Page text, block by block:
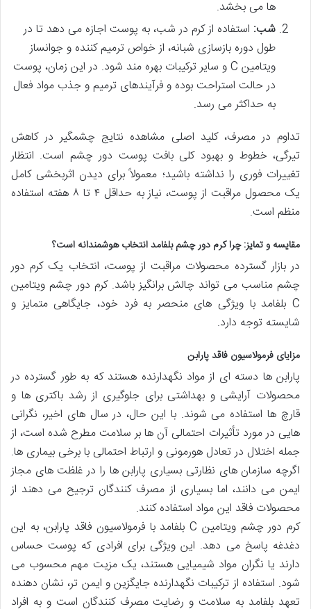
ها می بخشد.
شب: استفاده از کرم در شب، به پوست اجازه می دهد تا در
طول دوره بازسازی شبانه، از خواص ترمیم کننده و جوانساز
ویتامین C و سایر ترکیبات بهره مند شود. در این زمان، پوست
در حالت استراحت بوده و فرآیندهای ترمیم و جذب مواد فعال
به حداکثر می رسد.
تداوم در مصرف، کلید اصلی مشاهده نتایج چشمگیر در کاهش
تیرگی، خطوط و بهبود کلی بافت پوست دور چشم است. انتظار
تغییرات فوری را نداشته باشید؛ معمولاً برای دیدن اثربخشی کامل
یک محصول مراقبت از پوست، نیاز به حداقل ۴ تا ۸ هفته استفاده
منظم است.
مقایسه و تمایز: چرا کرم دور چشم بلفامد انتخاب هوشمندانه است؟
در بازار گسترده محصولات مراقبت از پوست، انتخاب یک کرم دور
چشم مناسب می تواند چالش برانگیز باشد. کرم دور چشم ویتامین
C بلفامد با ویژگی های منحصر به فرد خود، جایگاهی متمایز و
شایسته توجه دارد.
مزایای فرمولاسیون فاقد پارابن
پارابن ها دسته ای از مواد نگهدارنده هستند که به طور گسترده در
محصولات آرایشی و بهداشتی برای جلوگیری از رشد باکتری ها و
قارچ ها استفاده می شوند. با این حال، در سال های اخیر، نگرانی
هایی در مورد تأثیرات احتمالی آن ها بر سلامت مطرح شده است، از
جمله اختلال در تعادل هورمونی و ارتباط احتمالی با برخی بیماری ها.
اگرچه سازمان های نظارتی بسیاری پارابن ها را در غلظت های مجاز
ایمن می دانند، اما بسیاری از مصرف کنندگان ترجیح می دهند از
محصولات فاقد این مواد استفاده کنند.
کرم دور چشم ویتامین C بلفامد با فرمولاسیون فاقد پارابن، به این
دغدغه پاسخ می دهد. این ویژگی برای افرادی که پوست حساس
دارند یا نگران مواد شیمیایی هستند، یک مزیت مهم محسوب می
شود. استفاده از ترکیبات نگهدارنده جایگزین و ایمن تر، نشان دهنده
تعهد بلفامد به سلامت و رضایت مصرف کنندگان است و به افراد